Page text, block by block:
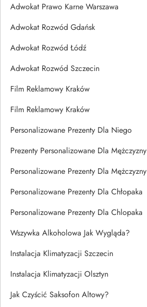
Adwokat Prawo Karne Warszawa
Adwokat Rozwód Gdańsk
Adwokat Rozwód Łódź
Adwokat Rozwód Szczecin
Film Reklamowy Kraków
Film Reklamowy Kraków
Personalizowane Prezenty Dla Niego
Prezenty Personalizowane Dla Mężczyzny
Personalizowane Prezenty Dla Mężczyzny
Personalizowane Prezenty Dla Chłopaka
Personalizowane Prezenty Dla Chlopaka
Wszywka Alkoholowa Jak Wygląda?
Instalacja Klimatyzacji Szczecin
Instalacja Klimatyzacji Olsztyn
Jak Czyścić Saksofon Altowy?